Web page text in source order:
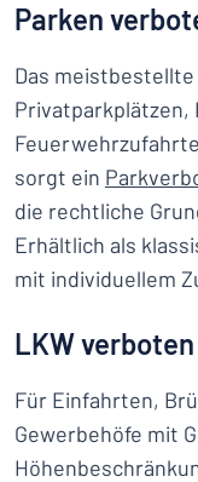
Parken
Das
Privatparkplätzen,
sorgt ein
die rechtliche
Erhältlich als
mit individuellem
LKW verboten
Für Einfahrten,
Gewerbehöfe mit